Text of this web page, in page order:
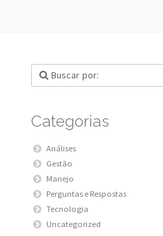
Categorias
Análises
Gestão
Manejo
Perguntas e Respostas
Tecnologia
Uncategorized